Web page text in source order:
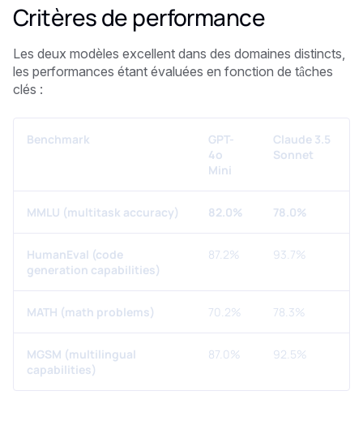
Critères de performance
Les deux modèles excellent dans des domaines distincts,
les performances étant évaluées en fonction de tâches
clés :
Benchmark
GPT-
4o
Mini
Claude 3.5
Sonnet
MMLU (multitask accuracy) 82.0% 78.0%
HumanEval (code
generation capabilities)
87.2% 93.7%
MATH (math problems) 70.2% 78.3%
MGSM (multilingual
capabilities)
87.0% 92.5%